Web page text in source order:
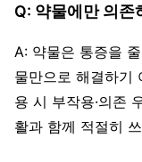
Q: 약물에만 의존
A: 약물은 통증을
물만으로 해결하기
용 시 부작용·의존
활과 함께 적절히